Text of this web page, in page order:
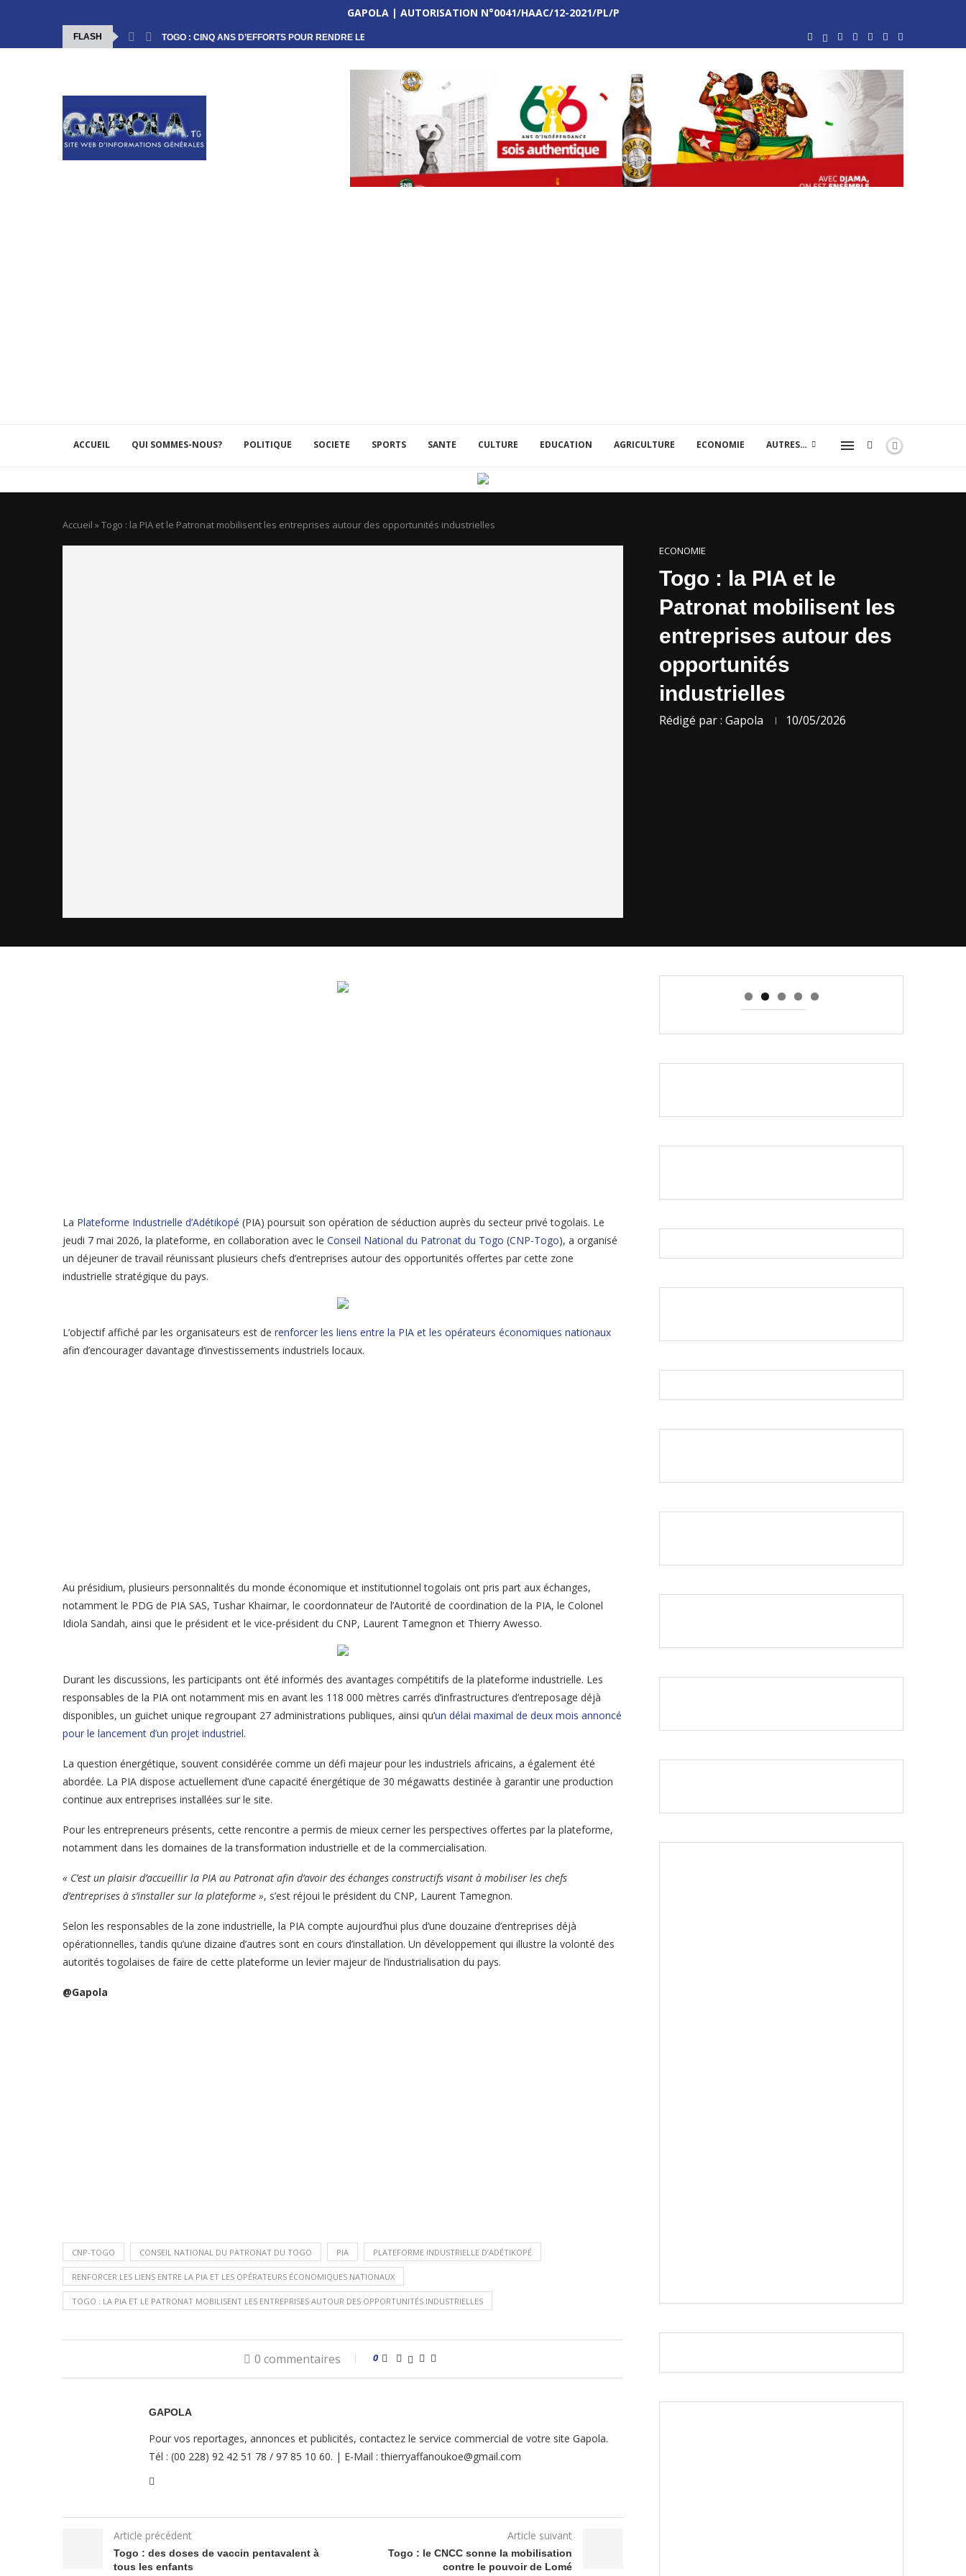
GAPOLA | AUTORISATION N°0041/HAAC/12-2021/PL/P
FLASH TOGO : CINQ ANS D’EFFORTS POUR RENDRE LES...
ACCUEIL QUI SOMMES-NOUS? POLITIQUE SOCIETE SPORTS SANTE CULTURE EDUCATION AGRICULTURE ECONOMIE AUTRES…
Accueil »Togo : la PIA et le Patronat mobilisent les entreprises autour des opportunités industrielles
ECONOMIE
Togo : la PIA et le
Patronat mobilisent les
entreprises autour des
opportunités
industrielles
Rédigé par : Gapola 10/05/2026
La Plateforme Industrielle d’Adétikopé (PIA) poursuit son opération de séduction auprès du secteur privé togolais. Le
jeudi 7 mai 2026, la plateforme, en collaboration avec le Conseil National du Patronat du Togo (CNP-Togo), a organisé
un déjeuner de travail réunissant plusieurs chefs d’entreprises autour des opportunités offertes par cette zone
industrielle stratégique du pays.
L’objectif affiché par les organisateurs est de renforcer les liens entre la PIA et les opérateurs économiques nationaux
afin d’encourager davantage d’investissements industriels locaux.
Au présidium, plusieurs personnalités du monde économique et institutionnel togolais ont pris part aux échanges,
notamment le PDG de PIA SAS, Tushar Khairnar, le coordonnateur de l’Autorité de coordination de la PIA, le Colonel
Idiola Sandah, ainsi que le président et le vice-président du CNP, Laurent Tamegnon et Thierry Awesso.
Durant les discussions, les participants ont été informés des avantages compétitifs de la plateforme industrielle. Les
responsables de la PIA ont notamment mis en avant les 118 000 mètres carrés d’infrastructures d’entreposage déjà
disponibles, un guichet unique regroupant 27 administrations publiques, ainsi qu’un délai maximal de deux mois annoncé
pour le lancement d’un projet industriel.
La question énergétique, souvent considérée comme un défi majeur pour les industriels africains, a également été
abordée. La PIA dispose actuellement d’une capacité énergétique de 30 mégawatts destinée à garantir une production
continue aux entreprises installées sur le site.
Pour les entrepreneurs présents, cette rencontre a permis de mieux cerner les perspectives offertes par la plateforme,
notamment dans les domaines de la transformation industrielle et de la commercialisation.
« C’est un plaisir d’accueillir la PIA au Patronat afin d’avoir des échanges constructifs visant à mobiliser les chefs
d’entreprises à s’installer sur la plateforme », s’est réjoui le président du CNP, Laurent Tamegnon.
Selon les responsables de la zone industrielle, la PIA compte aujourd’hui plus d’une douzaine d’entreprises déjà
opérationnelles, tandis qu’une dizaine d’autres sont en cours d’installation. Un développement qui illustre la volonté des
autorités togolaises de faire de cette plateforme un levier majeur de l’industrialisation du pays.
@Gapola
CNP-TOGO CONSEIL NATIONAL DU PATRONAT DU TOGO PIA PLATEFORME INDUSTRIELLE D’ADÉTIKOPÉ
RENFORCER LES LIENS ENTRE LA PIA ET LES OPÉRATEURS ÉCONOMIQUES NATIONAUX
TOGO : LA PIA ET LE PATRONAT MOBILISENT LES ENTREPRISES AUTOUR DES OPPORTUNITÉS INDUSTRIELLES
0 commentaires 0
GAPOLA
Pour vos reportages, annonces et publicités, contactez le service commercial de votre site Gapola.
Tél : (00 228) 92 42 51 78 / 97 85 10 60. | E-Mail : thierryaffanoukoe@gmail.com
Article précédent
Togo : des doses de vaccin pentavalent à
tous les enfants
Article suivant
Togo : le CNCC sonne la mobilisation
contre le pouvoir de Lomé